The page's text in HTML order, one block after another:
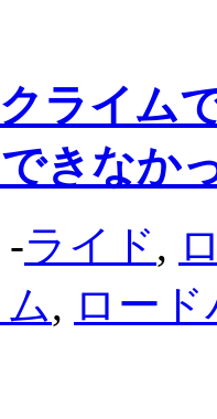
ライム
きなか
-ライド,
, ロー